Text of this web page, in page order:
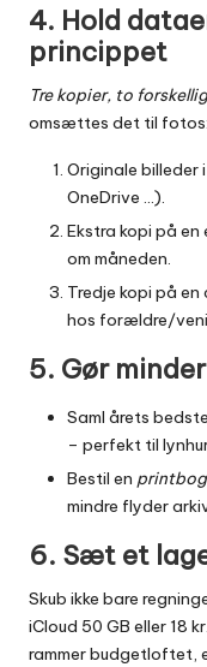
4. Hold
princippet
Tre kopier, to
omsættes det til fotos:
Originale billeder
OneDrive …).
Ekstra kopi på
om måneden.
Tredje kopi på
hos forældre/
5. Gør
Saml årets
– perfekt til
Bestil en printbog
mindre flyder
6. Sæt et
Skub ikke bare
iCloud 50 GB eller 18
rammer budgetloftet,